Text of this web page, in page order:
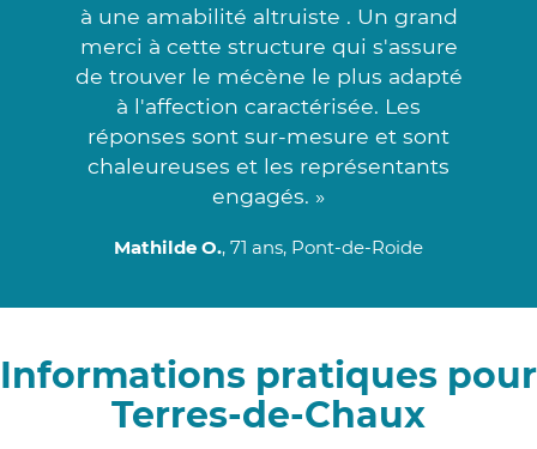
à une amabilité altruiste . Un grand
merci à cette structure qui s'assure
de trouver le mécène le plus adapté
à l'affection caractérisée. Les
réponses sont sur-mesure et sont
chaleureuses et les représentants
engagés. »
Mathilde O., 71 ans, Pont-de-Roide
Informations pratiques pour
Terres-de-Chaux